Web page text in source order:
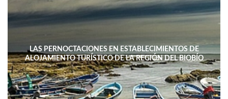
LAS PERNOCTACIONES EN ESTABLECIMIENTOS DE
ALOJAMIENTO TURÍSTICO DE LA REGIÓN DEL BIOBÍO
DISMINUYERON 15,4% INTERANUAL